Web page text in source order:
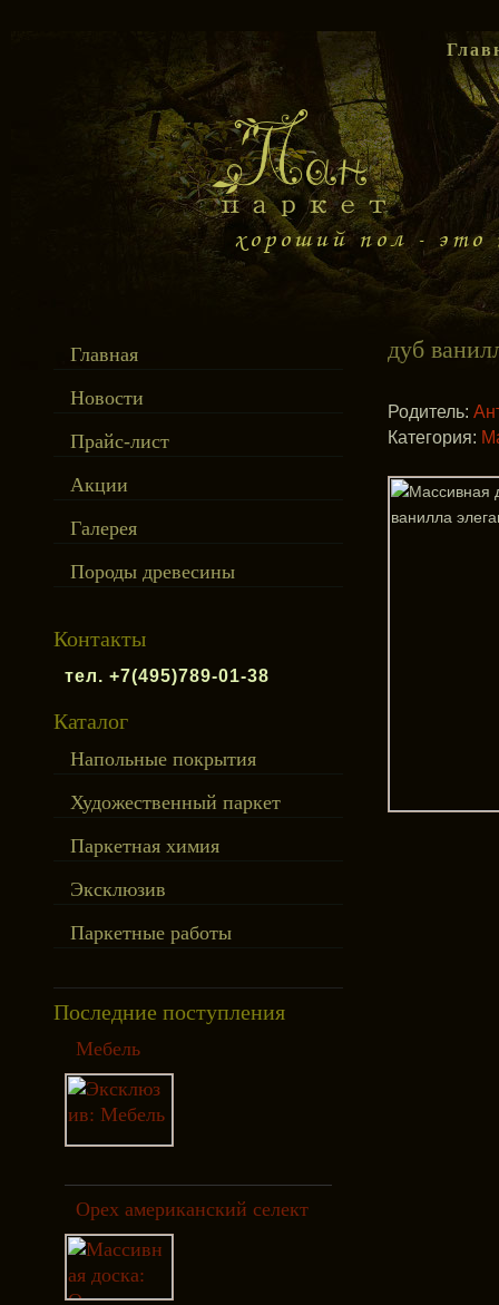
Главная
Новости
Прайс-лист
Акции
Галерея
Породы древесины
Контакты
тел. +7(495)789-01-38
Каталог
Напольные покрытия
Художественный паркет
Паркетная химия
Эксклюзив
Паркетные работы
Последние поступления
Мебель
Орех американский селект
дуб
Родитель:
Категория: